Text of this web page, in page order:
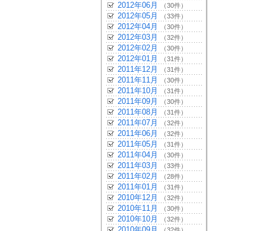
2012年06月 （30件）
2012年05月 （33件）
2012年04月 （30件）
2012年03月 （32件）
2012年02月 （30件）
2012年01月 （31件）
2011年12月 （31件）
2011年11月 （30件）
2011年10月 （31件）
2011年09月 （30件）
2011年08月 （31件）
2011年07月 （32件）
2011年06月 （32件）
2011年05月 （31件）
2011年04月 （30件）
2011年03月 （33件）
2011年02月 （28件）
2011年01月 （31件）
2010年12月 （32件）
2010年11月 （30件）
2010年10月 （32件）